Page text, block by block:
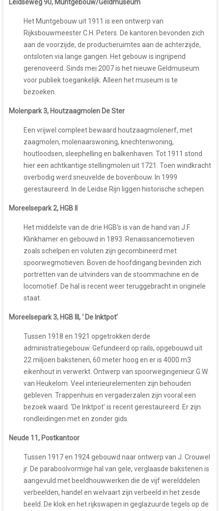
Leidseweg 90, Muntgebouw/Geldmuseum
Het Muntgebouw uit 1911 is een ontwerp van
Rijksbouwmeester C.H. Peters. De kantoren bevonden zich
aan de voorzijde, de productieruimtes aan de achterzijde,
ontsloten via lange gangen. Het gebouw is ingrijpend
gerenoveerd. Sinds mei 2007 is het nieuwe Geldmuseum
voor publiek toegankelijk. Alleen het museum is te
bezoeken.
Molenpark 3, Houtzaagmolen De Ster
Een vrijwel compleet bewaard houtzaagmolenerf, met
zaagmolen, molenaarswoning, knechtenwoning,
houtloodsen, sleephelling en balkenhaven. Tot 1911 stond
hier een achtkantige stellingmolen uit 1721. Toen windkracht
overbodig werd sneuvelde de bovenbouw. In 1999
gerestaureerd. In de Leidse Rijn liggen historische schepen.
Moreelsepark 2, HGB II
Het middelste van de drie HGB’s is van de hand van J.F.
Klinkhamer en gebouwd in 1893. Renaissancemotieven
zoals schelpen en voluten zijn gecombineerd met
spoorwegmotieven. Boven de hoofdingang bevinden zich
portretten van de uitvinders van de stoommachine en de
locomotief. De hal is recent weer teruggebracht in originele
staat.
Moreelsepark 3, HGB III, ‘ De Inktpot’
Tussen 1918 en 1921 opgetrokken derde
administratiegebouw. Gefundeerd op rails, opgebouwd uit
22 miljoen bakstenen, 60 meter hoog en er is 4000 m3
eikenhout in verwerkt. Ontwerp van spoorwegingenieur G.W.
van Heukelom. Veel interieurelementen zijn behouden
gebleven. Trappenhuis en vergaderzalen zijn vooral een
bezoek waard. ‘De Inktpot’ is recent gerestaureerd. Er zijn
rondleidingen met en zonder gids.
Neude 11, Postkantoor
Tussen 1917 en 1924 gebouwd naar ontwerp van J. Crouwel
jr. De paraboolvormige hal van gele, verglaasde bakstenen is
aangevuld met beeldhouwwerken die de vijf werelddelen
verbeelden, handel en welvaart zijn verbeeld in het zesde
beeld. De klok en het rijkswapen in geglazuurde tegels op de